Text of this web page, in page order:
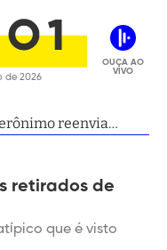
de 2026
OUÇA AO
VIVO
reenvia
retirados de
que é visto